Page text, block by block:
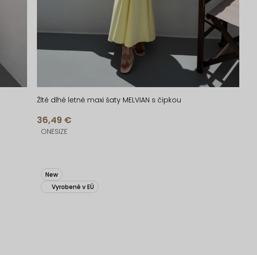
Žlté dlhé letné maxi šaty MELVIAN s čipkou
36,49 €
ONESIZE
New
Vyrobené v EÚ